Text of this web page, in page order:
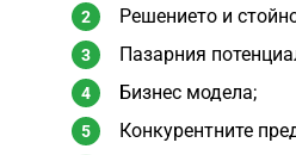
Решението и
Пазарния
Бизнес модела;
Конкурентните